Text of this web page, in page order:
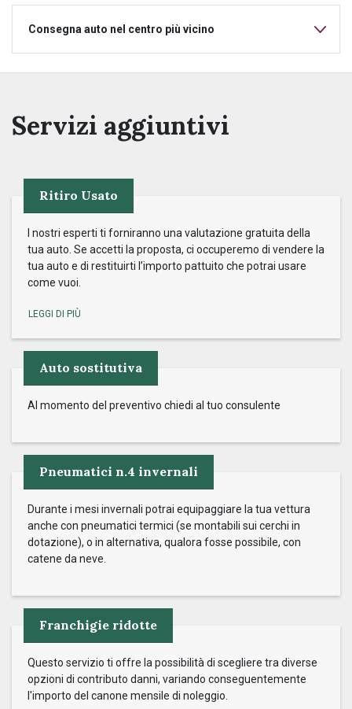
Consegna auto nel centro più vicino
Servizi aggiuntivi
Ritiro Usato
I nostri esperti ti forniranno una valutazione gratuita della
tua auto. Se accetti la proposta, ci occuperemo di vendere la
tua auto e di restituirti l’importo pattuito che potrai usare
come vuoi.
Auto sostitutiva
Al momento del preventivo chiedi al tuo consulente
Pneumatici n.4 invernali
Durante i mesi invernali potrai equipaggiare la tua vettura
anche con pneumatici termici (se montabili sui cerchi in
dotazione), o in alternativa, qualora fosse possibile, con
catene da neve.
Franchigie ridotte
Questo servizio ti offre la possibilità di scegliere tra diverse
opzioni di contributo danni, variando conseguentemente
l'importo del canone mensile di noleggio.